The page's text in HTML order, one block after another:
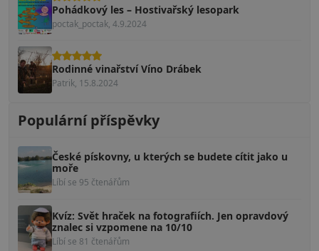
Pohádkový les – Hostivařský lesopark
poctak_poctak, 4.9.2024
Rodinné vinařství Víno Drábek
Patrik, 15.8.2024
Populární příspěvky
České pískovny, u kterých se budete cítit jako u
moře
Líbí se 95 čtenářům
Kvíz: Svět hraček na fotografiích. Jen opravdový
znalec si vzpomene na 10/10
Líbí se 81 čtenářům